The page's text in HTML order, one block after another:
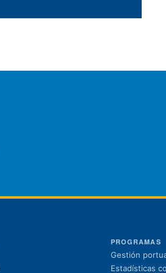
PROGRAMAS
Gestión
Estadísticas